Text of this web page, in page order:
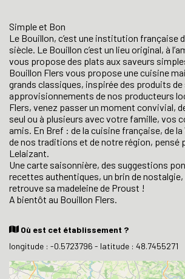
Simple et Bon
Le Bouillon, c’est une institution française
siècle. Le Bouillon c’est un lieu original, à
vous propose des plats aux saveurs
Bouillon Flers vous propose une cuisine
grands classiques, inspirée des produits
approvisionnements de nos producteurs
Flers, venez passer un moment convivial,
seul ou à plusieurs avec votre famille, vos
amis. En Bref : de la cuisine française, de
de nos traditions et de notre région, pensé
Lelaizant.
Une carte saisonnière, des suggestions
recettes authentiques, un brin de nostalgie,
retrouve sa madeleine de Proust !
A bientôt au Bouillon Flers.
Où est cet établissement ?
longitude : -0.5723796 - latitude : 48.7455271